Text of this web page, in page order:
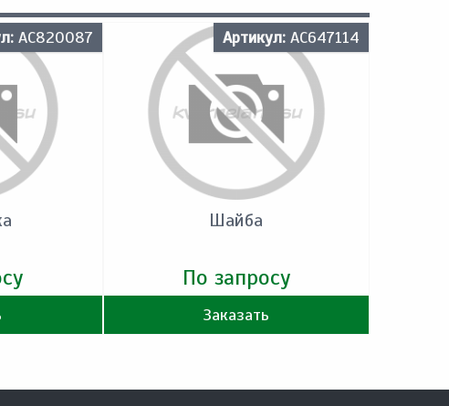
AC820087 Артикул: AC647114
Шайба
По запросу
Заказать